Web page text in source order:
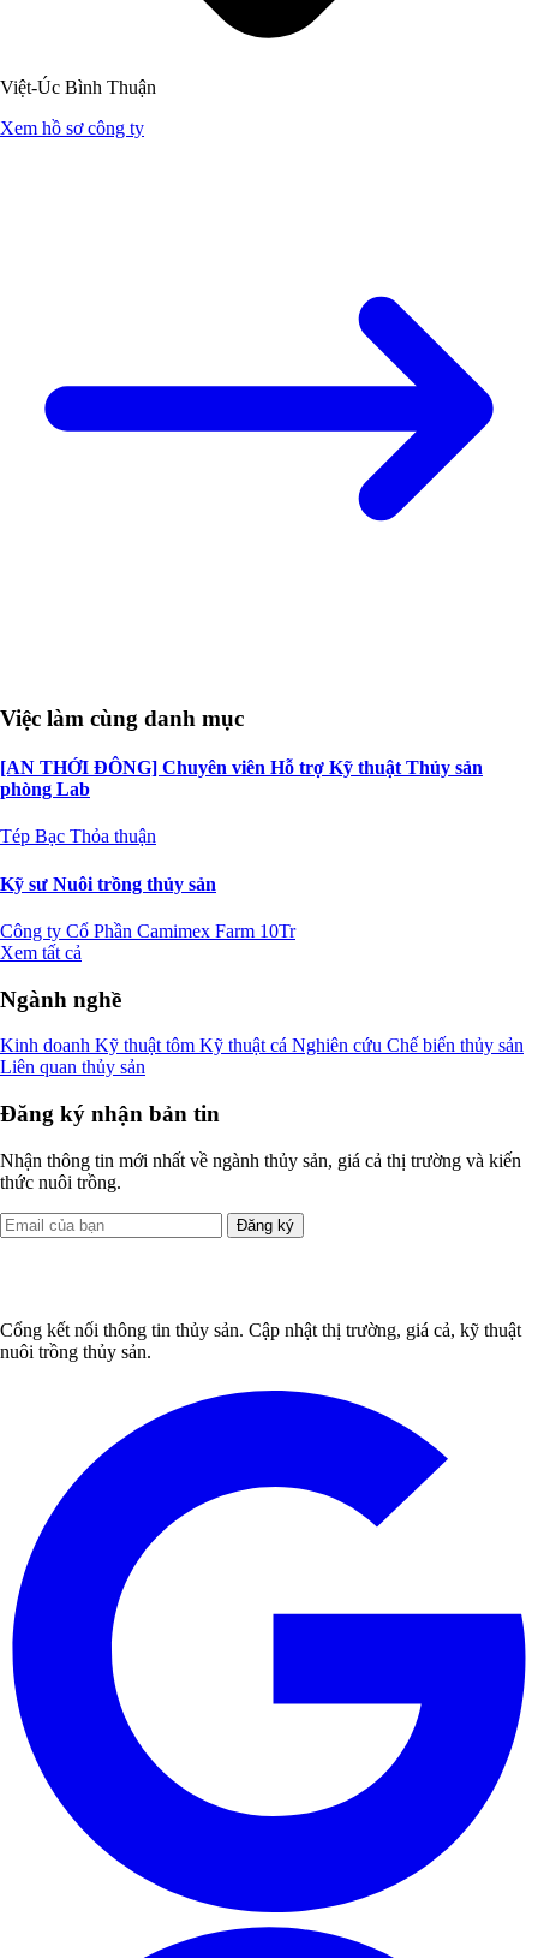
Việt-Úc Bình Thuận
Xem hồ sơ công ty
Việc làm cùng danh mục
[AN THỚI ĐÔNG] Chuyên viên Hỗ trợ Kỹ thuật Thủy sản
phòng Lab
Tép Bạc Thỏa thuận
Kỹ sư Nuôi trồng thủy sản
Công ty Cổ Phần Camimex Farm 10Tr
Xem tất cả
Ngành nghề
Kinh doanh Kỹ thuật tôm Kỹ thuật cá Nghiên cứu Chế biến thủy sản
Liên quan thủy sản
Đăng ký nhận bản tin
Nhận thông tin mới nhất về ngành thủy sản, giá cả thị trường và kiến
thức nuôi trồng.
Đăng ký
Cổng kết nối thông tin thủy sản. Cập nhật thị trường, giá cả, kỹ thuật
nuôi trồng thủy sản.